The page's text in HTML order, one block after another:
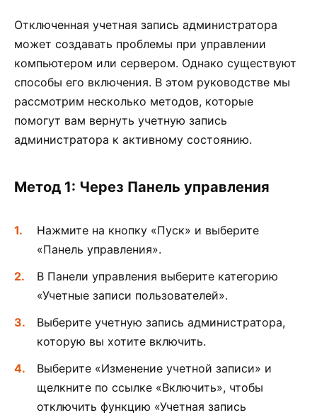
Отключенная учетная запись администратора
может создавать проблемы при управлении
компьютером или сервером. Однако существуют
способы его включения. В этом руководстве мы
рассмотрим несколько методов, которые
помогут вам вернуть учетную запись
администратора к активному состоянию.
Метод 1: Через Панель управления
Нажмите на кнопку «Пуск» и выберите
«Панель управления».
В Панели управления выберите категорию
«Учетные записи пользователей».
Выберите учетную запись администратора,
которую вы хотите включить.
Выберите «Изменение учетной записи» и
щелкните по ссылке «Включить», чтобы
отключить функцию «Учетная запись